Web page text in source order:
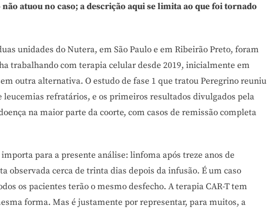
atuou no caso; a descrição aqui se limita ao que foi tornado
unidades do Nutera, em São Paulo e em Ribeirão Preto, foram
trabalhando com terapia celular desde 2019, inicialmente em
outra alternativa. O estudo de fase 1 que tratou Peregrino reuniu
refratários, e os primeiros resultados divulgados pela
na maior parte da coorte, com casos de remissão completa
para a presente análise: linfoma após treze anos de
observada cerca de trinta dias depois da infusão. É um caso
os pacientes terão o mesmo desfecho. A terapia CAR-T tem
forma. Mas é justamente por representar, para muitos, a